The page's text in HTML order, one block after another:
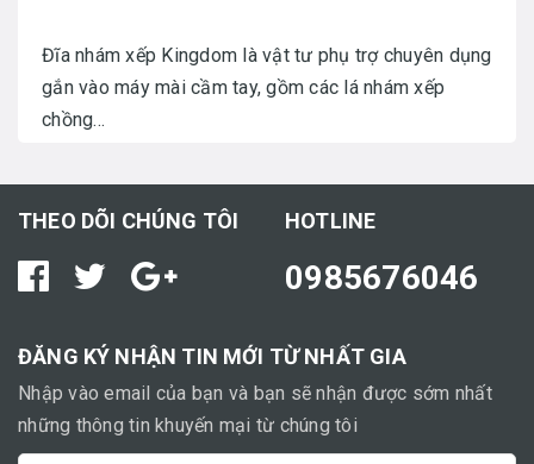
Đĩa nhám xếp Kingdom là vật tư phụ trợ chuyên dụng
gắn vào máy mài cầm tay, gồm các lá nhám xếp
chồng...
THEO DÕI CHÚNG TÔI HOTLINE
0985676046
ĐĂNG KÝ NHẬN TIN MỚI TỪ NHẤT GIA
Nhập vào email của bạn và bạn sẽ nhận được sớm nhất
những thông tin khuyến mại từ chúng tôi